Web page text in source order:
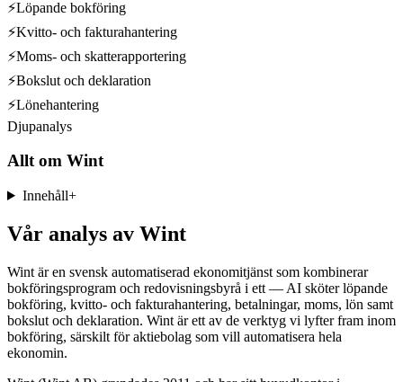
⚡Löpande bokföring
⚡Kvitto- och fakturahantering
⚡Moms- och skatterapportering
⚡Bokslut och deklaration
⚡Lönehantering
Djupanalys
Allt om Wint
Innehåll+
Vår analys av Wint
Wint är en svensk automatiserad ekonomitjänst som kombinerar
bokföringsprogram och redovisningsbyrå i ett — AI sköter löpande
bokföring, kvitto- och fakturahantering, betalningar, moms, lön samt
bokslut och deklaration. Wint är ett av de verktyg vi lyfter fram inom
bokföring, särskilt för aktiebolag som vill automatisera hela
ekonomin.